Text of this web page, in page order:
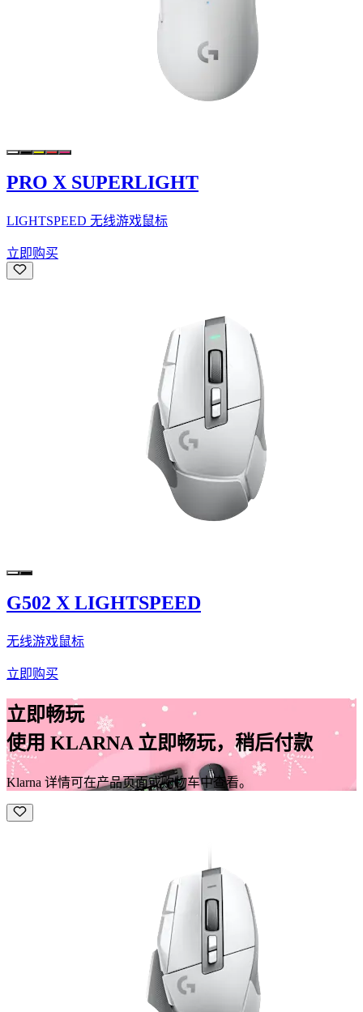
PRO X SUPERLIGHT
LIGHTSPEED 无线游戏鼠标
立即购买
G502 X LIGHTSPEED
无线游戏鼠标
立即购买
立即畅玩
使用 KLARNA 立即畅玩，稍后付款
Klarna 详情可在产品页面或购物车中查看。